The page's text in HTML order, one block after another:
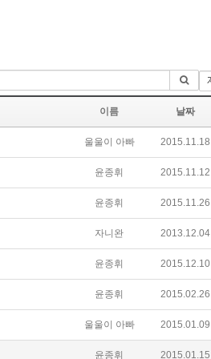
이름 날짜
울울이 아빠 2015.11.18
윤종휘 2015.11.12
윤종휘 2015.11.26
자니완 2013.12.04
윤종휘 2015.12.10
윤종휘 2015.02.26
울울이 아빠 2015.01.09
윤종휘 2015.01.15